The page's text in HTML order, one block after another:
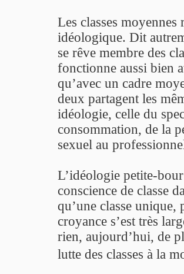
Les classes
idéologique. Dit
se rêve membre des
fonctionne aussi bien
qu’avec un cadre
deux partagent les
idéologie, celle du
consommation, de la
sexuel au
L’idéologie petite-
conscience de classe
qu’une classe unique,
croyance s’est très
rien, aujourd’hui, de
lutte des classes à la